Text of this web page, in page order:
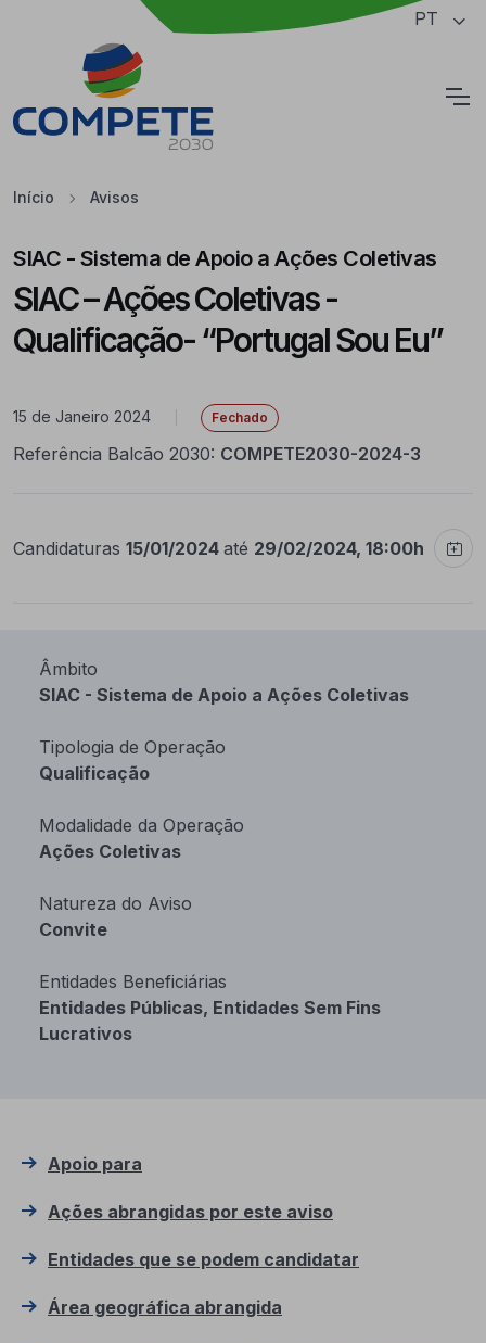
Saltar para o conteúdo principal da página PT
Início Avisos
SIAC - Sistema de Apoio a Ações Coletivas
SIAC – Ações Coletivas -
Qualificação- “Portugal Sou Eu”
15 de Janeiro 2024 Fechado
Referência Balcão 2030: COMPETE2030-2024-3
Candidaturas 15/01/2024 até 29/02/2024, 18:00h
Âmbito
SIAC - Sistema de Apoio a Ações Coletivas
Tipologia de Operação
Qualificação
Modalidade da Operação
Ações Coletivas
Natureza do Aviso
Convite
Entidades Beneficiárias
Entidades Públicas, Entidades Sem Fins
Lucrativos
Apoio para
Ações abrangidas por este aviso
Entidades que se podem candidatar
Área geográfica abrangida